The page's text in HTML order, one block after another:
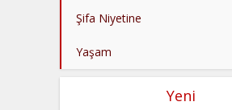
Şifa Niyetine
Yaşam
Yeni